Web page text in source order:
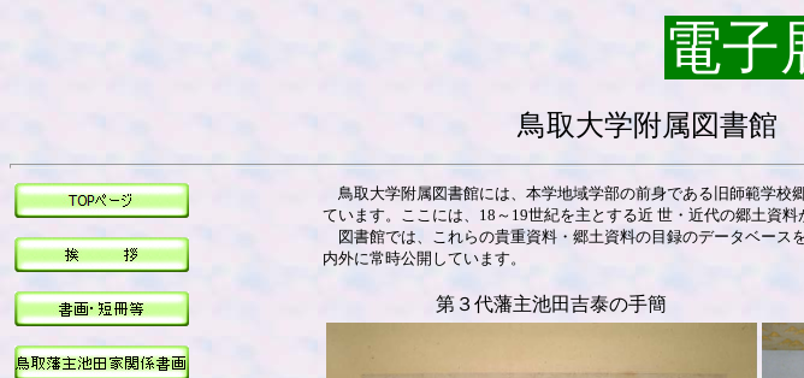
電子
鳥取大学附属図書館
鳥取大学附属図書館には、本学地域学部の前身である旧師範学校
ています。ここには、18～19世紀を主とする近 世・近代の郷土資料
図書館では、これらの貴重資料・郷土資料の目録のデータベース
内外に常時公開しています。
第３代藩主池田吉泰の手簡